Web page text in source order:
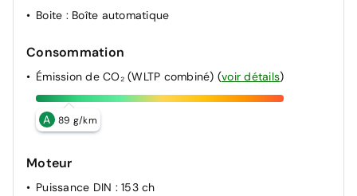
Boite : Boîte automatique
Consommation
Émission de CO₂ (WLTP combiné) (voir détails)
A 89 g/km
Moteur
Puissance DIN : 153 ch